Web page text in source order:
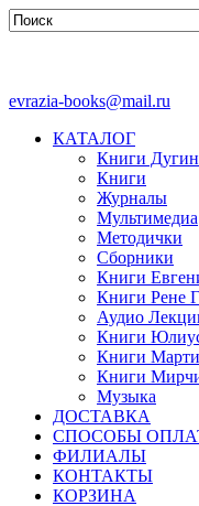
evrazia-books@mail.ru
КАТАЛОГ
Книги
Книги
Журналы
Мультимедиа
Методички
Сборники
Книги
Книги Рене
Аудио
Книги
Книги
Книги
Музыка
ДОСТАВКА
СПОСОБЫ
ФИЛИАЛЫ
КОНТАКТЫ
КОРЗИНА